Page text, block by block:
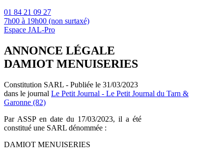
01 84 21 09 27
7h00 à 19h00 (non surtaxé)
Espace JAL-Pro
ANNONCE LÉGALE
DAMIOT MENUISERIES
Constitution SARL - Publiée le 31/03/2023
dans le journal Le Petit Journal - Le Petit Journal du Tarn &
Garonne (82)
Par ASSP en date du 17/03/2023, il a été
constitué une SARL dénommée :
DAMIOT MENUISERIES